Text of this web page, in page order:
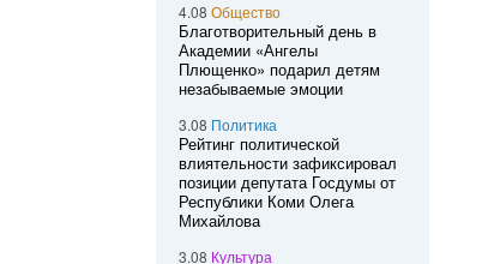
4.08 Общество
Благотворительный день в
Академии «Ангелы
Плющенко» подарил детям
незабываемые эмоции
3.08 Политика
Рейтинг политической
влиятельности зафиксировал
позиции депутата Госдумы от
Республики Коми Олега
Михайлова
3.08 Культура